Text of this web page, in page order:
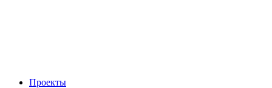
Проекты